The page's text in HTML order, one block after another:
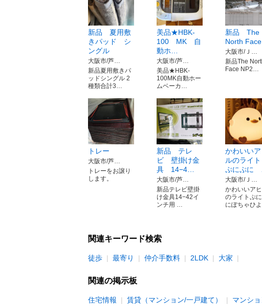
新品 夏用敷
きパッド シ
ングル
大阪市/芦…
新品夏用敷きパ
ッドシングル 2
種類合計3…
美品★HBK-
100 MK 自
動ホ…
大阪市/芦…
美品★HBK-
100MK自動ホー
ムベーカ…
新品 The
North
大阪市/Ｊ…
新品The
Face NP2…
トレー
大阪市/芦…
トレーをお譲り
します。
新品 テレ
ビ 壁掛け金
具 14−4…
大阪市/芦…
新品テレビ壁掛
け金具14−42イ
ンチ用 …
かわいいア
ルのライ
ぷにぷに
大阪市/Ｊ…
かわいいア
のライトぷ
にぽちゃひ
関連キーワード検索
徒歩 最寄り 仲介手数料 2LDK 大家
関連の掲示板
住宅情報 賃貸（マンション/一戸建て） マンショ